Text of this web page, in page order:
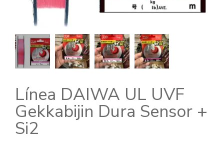
Línea DAIWA UL UVF
Gekkabijin Dura Sensor +
Si2